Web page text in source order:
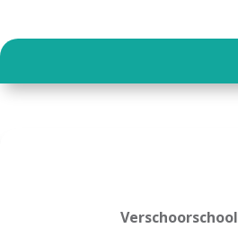
Verschoorschool